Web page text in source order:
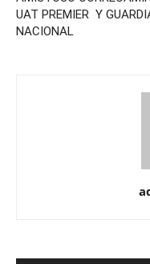
UAT PREMIER Y
NACIONAL